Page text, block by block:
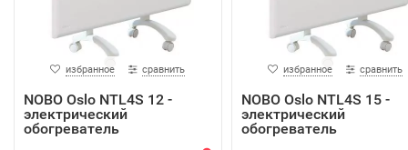
избранное сравнить
NOBO Oslo NTL4S 12 -
электрический
обогреватель
избранное сравнить
NOBO Oslo NTL4S 15 -
электрический
обогреватель